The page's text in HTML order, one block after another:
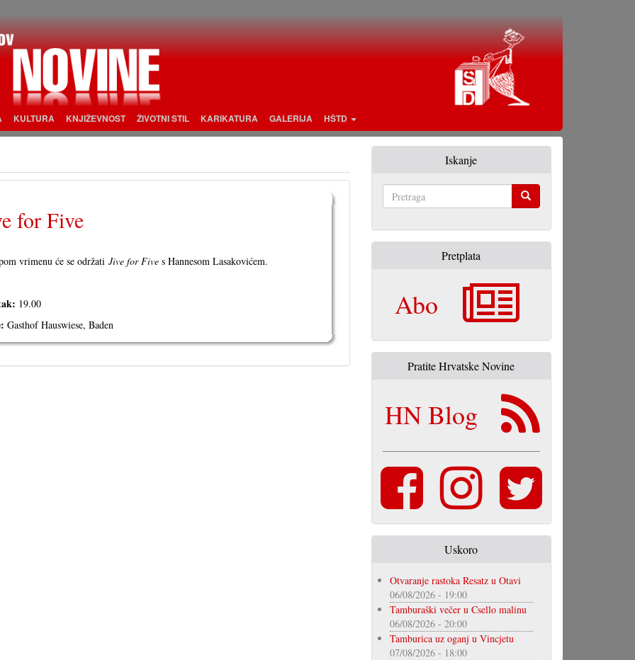
KULTURA KNJIŽEVNOST ŽIVOTNI STIL KARIKATURA GALERIJA HŠTD
for Five
vrimenu će se održati Jive for Fives Hannesom Lasakovićem.
19.00
Gasthof Hauswiese, Baden
Iskanje
Pretplata
Abo
Pratite Hrvatske Novine
HN Blog
Uskoro
Otvaranje rastoka Resatz u Otavi
06/08/2026 - 19:00
Tamburaški večer u Csello malinu
06/08/2026 - 20:00
Tamburica uz oganj u Vincjetu
07/08/2026 - 18:00